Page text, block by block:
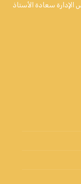
سعادة الأستاذ